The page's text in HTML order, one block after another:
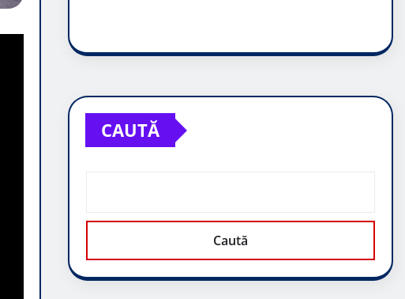
CAUTĂ
Caută